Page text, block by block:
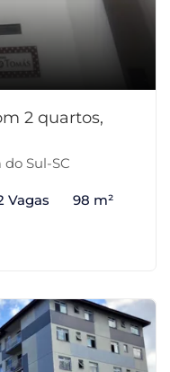
2 quartos,
Sul-SC
Vagas 98 m²